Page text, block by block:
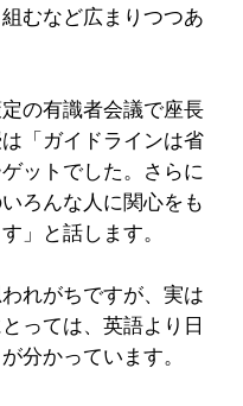
むなど広まりつつあ
の有識者会議で座長
「ガイドラインは省
ットでした。さらに
ろんな人に関心をも
」と話します。
れがちですが、実は
っては、英語より日
分かっています。